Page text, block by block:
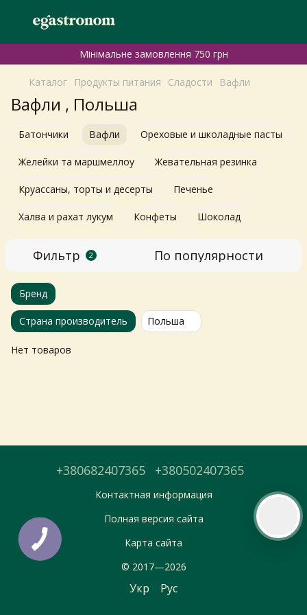
Мінімальне замовлення 750 грн
Каталог Продукты питания Сладости Вафли
Вафли , Польша
Батончики Вафли Ореховые и школадные пасты
Желейки та маршмеллоу Жевательная резинка
Круассаны, торты и десерты Печенье
Халва и рахат лукум Конфеты Шоколад
Фильтр 2 По популярности
Бренд
Страна производитель Польша
Нет товаров
+380682407365 +380502407365
Контактная информация
Полная версия сайта
Карта сайта
© 2017—2026
Укр Рус
Перейти до оформлення
День доставки обираєте під час оформлення.